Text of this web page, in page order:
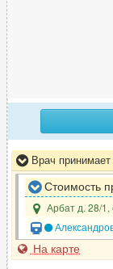
Врач
Стоимость
Арбат д. 28/1,
На карте